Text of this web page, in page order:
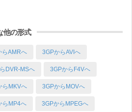
他の形式
らAMRへ 3GPからAVIへ
DVR-MSへ 3GPからF4Vへ
らMKVへ 3GPからMOVへ
らMP4へ 3GPからMPEGへ